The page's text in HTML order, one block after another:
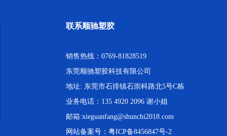
联系顺驰塑胶
销售热线：0769-81828519
东莞顺驰塑胶科技有限公司
地址: 东莞市石排镇石崇科路北5号C栋
业务电话：135 4920 2096 谢小姐
邮箱:xieguanfang@shunchi2018.com
网站备案号： 粤ICP备8456847号-2